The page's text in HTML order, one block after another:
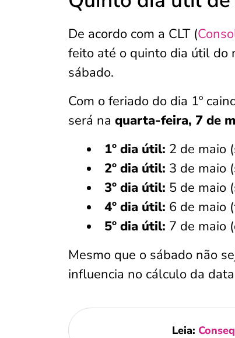
De acordo com a CLT (
feito até o quinto dia útil do
sábado.
Com o feriado do dia 1º
será na quarta-feira, 7 de
1º dia útil: 2 de maio
2º dia útil: 3 de maio
3º dia útil: 5 de maio
4º dia útil: 6 de maio
5º dia útil: 7 de maio
Mesmo que o sábado não
influencia no cálculo da
Leia: